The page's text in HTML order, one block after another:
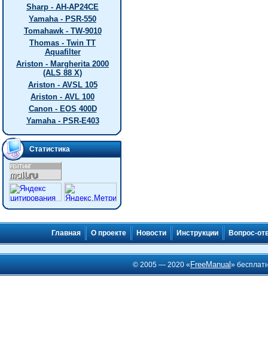
Sharp - AH-AP24CE
Yamaha - PSR-550
Tomahawk - TW-9010
Thomas - Twin TT
Aquafilter
Ariston - Margherita 2000
(ALS 88 X)
Ariston - AVSL 105
Ariston - AVL 100
Canon - EOS 400D
Yamaha - PSR-E403
Статистика
Главная О проекте Новости Инструкции Вопрос-
© 2005 — 2020 « FreeManual»